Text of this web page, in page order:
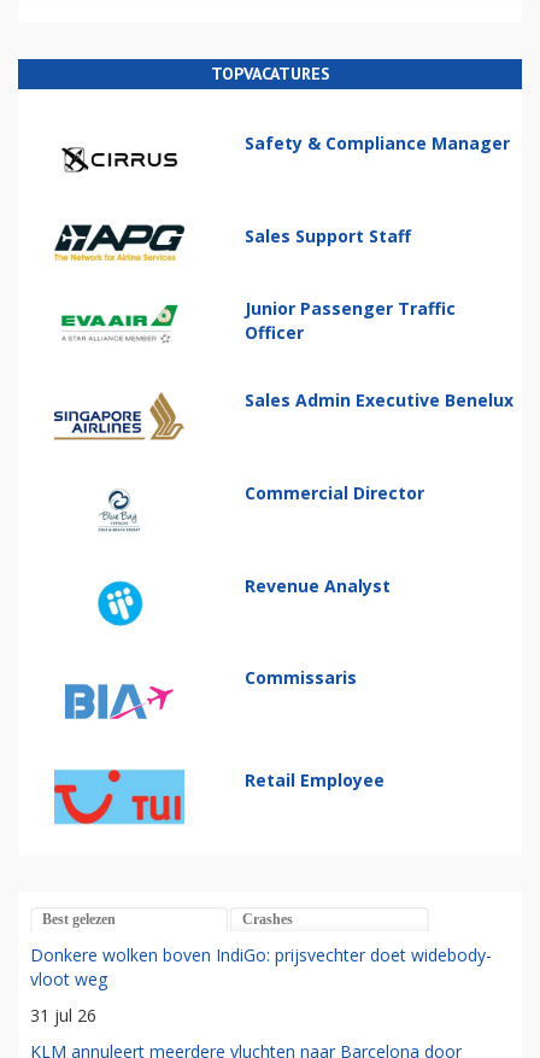
TOPVACATURES
Safety & Compliance Manager
Sales Support Staff
Junior Passenger Traffic
Officer
Sales Admin Executive Benelux
Commercial Director
Revenue Analyst
Commissaris
Retail Employee
Best gelezen Crashes
Donkere wolken boven IndiGo: prijsvechter doet widebody-
vloot weg
31 jul 26
KLM annuleert meerdere vluchten naar Barcelona door